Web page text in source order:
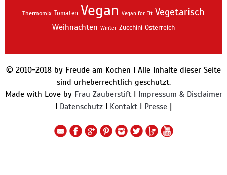
Thermomix Tomaten Vegan Vegan for Fit Vegetarisch
Weihnachten Winter Zucchini Österreich
© 2010-2018 by Freude am Kochen I Alle Inhalte dieser Seite
sind urheberrechtlich geschützt.
Made with Love by Frau ZauberstiftI Impressum & Disclaimer
I Datenschutz I KontaktI Presse |